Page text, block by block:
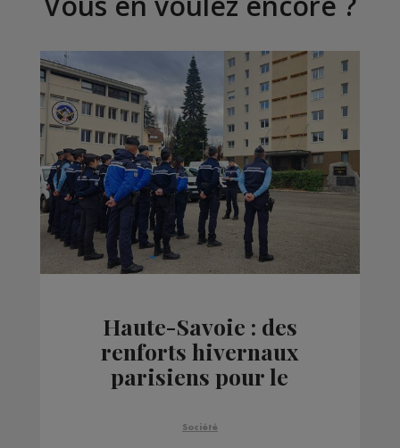
Haute-Savoie : des
renforts hivernaux
parisiens pour le
gendarmerie
Société